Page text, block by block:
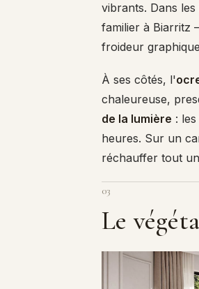
vibrants. Dans
familier à Biarritz
froideur
À ses côtés, l'
chaleureuse,
de la lumière :
heures. Sur un
réchauffer tout
03
Le